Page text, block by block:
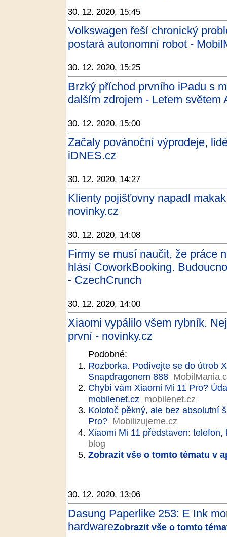
30. 12. 2020, 15:45
Volkswagen řeší chronický
postará autonomní robot -
30. 12. 2020, 15:25
Brzký příchod prvního iPadu s
dalším zdrojem - Letem světem
30. 12. 2020, 15:00
Začaly povánoční výprodeje,
iDNES.cz
30. 12. 2020, 14:27
Klienty pojišťovny napadl
novinky.cz
30. 12. 2020, 14:08
Firmy se musí naučit, že práce
hlásí CoworkBooking.
- CzechCrunch
30. 12. 2020, 14:00
Xiaomi vypálilo všem rybník.
první - novinky.cz
Podobné:
Rozborka. Podívejte se do útrob
Snapdragonem 888
Chybí vám Xiaomi Mi 11 Pro?
mobilenet.cz mobilenet.cz
Kolotoč pěkný, ale bez absolutní
Pro? Mobilizujeme.cz
Xiaomi Mi 11 představen:
blog
Zobrazit vše o tomto tématu v
30. 12. 2020, 13:06
Dasung Paperlike 253: E Ink
hardwareZobrazit vše o tomto